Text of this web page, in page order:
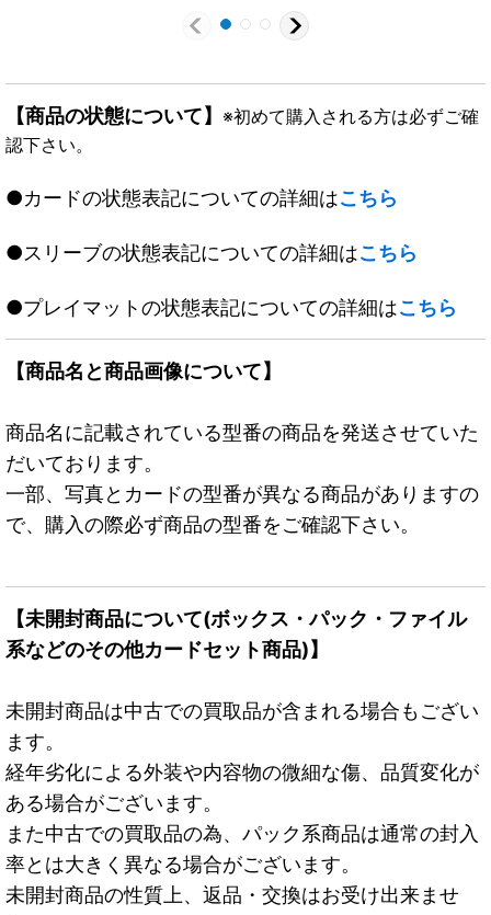
【商品の状態について】 ※初めて購入される方は必ずご確
認下さい。
●カードの状態表記についての詳細はこちら
●スリーブの状態表記についての詳細はこちら
●プレイマットの状態表記についての詳細はこちら
【商品名と商品画像について】
商品名に記載されている型番の商品を発送させていた
だいております。
一部、写真とカードの型番が異なる商品がありますの
で、購入の際必ず商品の型番をご確認下さい。
【未開封商品について(ボックス・パック・ファイル
系などのその他カードセット商品)】
未開封商品は中古での買取品が含まれる場合もござい
ます。
経年劣化による外装や内容物の微細な傷、品質変化が
ある場合がございます。
また中古での買取品の為、パック系商品は通常の封入
率とは大きく異なる場合がございます。
未開封商品の性質上、返品・交換はお受け出来ませ